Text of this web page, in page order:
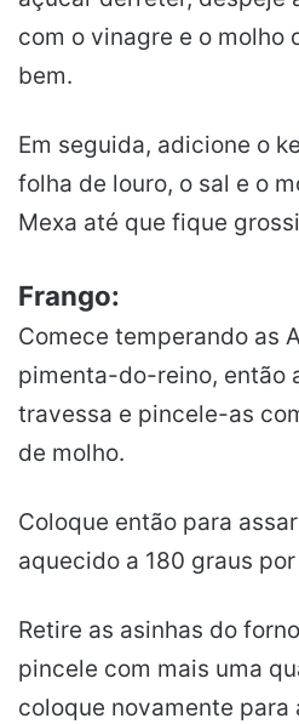
com o vinagre e o molho
bem.
Em seguida, adicione o
folha de louro, o sal e o
Mexa até que fique
Frango:
Comece temperando as
pimenta-do-reino, então
travessa e pincele-as
de molho.
Coloque então para
aquecido a 180 graus
Retire as asinhas do
pincele com mais uma
coloque novamente para